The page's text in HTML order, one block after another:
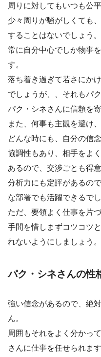
周りに対してもいつも公
少々周りが騒がしくても
することはないでしょう。
常に自分中心でしか物事
す。
落ち着き過ぎて若さにか
でしょうが、、それもパ
パク・シネさんに信頼を
また、何事も主観を避け
どんな時にも、自分の信
協調性もあり、相手をよ
あるので、交渉ごとも得意
分析力にも定評があるの
な部署でも活躍できるでし
ただ、要領よく仕事を片
手間を惜しまずコツコツ
れないようにしましょう。
パク・シネさんの性
強い信念があるので、絶
ん。
周囲もそれをよく分かっ
さんに仕事を任せられます